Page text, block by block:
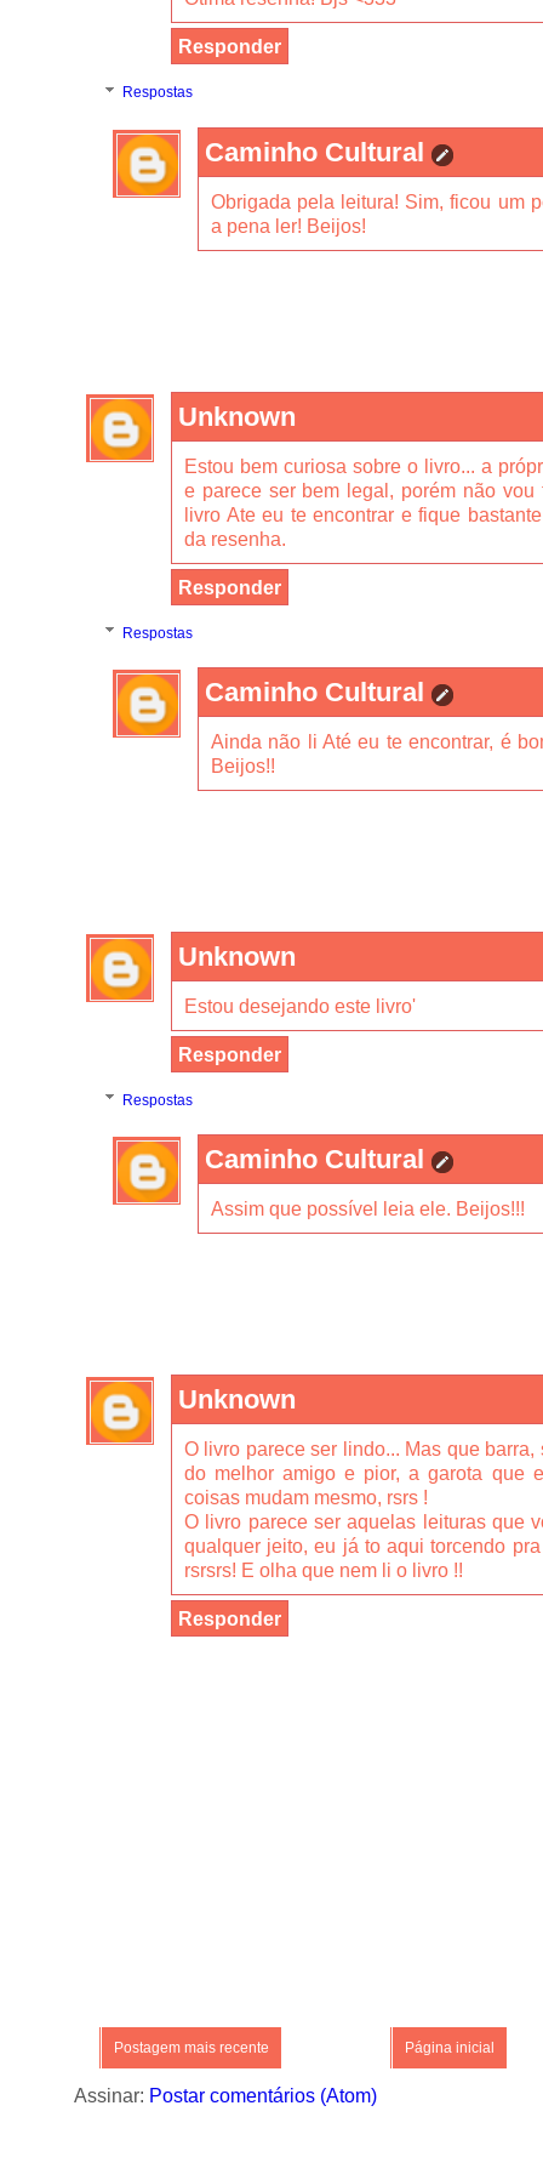
Responder
Respostas
Caminho Cultural
Obrigada pela leitura! Sim, ficou um
a pena ler! Beijos!
Unknown
Estou bem curiosa sobre o livro... a
e parece ser bem legal, porém não
livro Ate eu te encontrar e fique
da resenha.
Responder
Respostas
Caminho Cultural
Ainda não li Até eu te encontrar, é
Beijos!!
Unknown
Estou desejando este livro'
Responder
Respostas
Caminho Cultural
Assim que possível leia ele. Beijos!!!
Unknown
O livro parece ser lindo... Mas que
do melhor amigo e pior, a garota que
coisas mudam mesmo, rsrs !
O livro parece ser aquelas leituras que
qualquer jeito, eu já to aqui torcendo
rsrsrs! E olha que nem li o livro !!
Responder
Postagem mais recente Página inicial
Assinar: Postar comentários (Atom)